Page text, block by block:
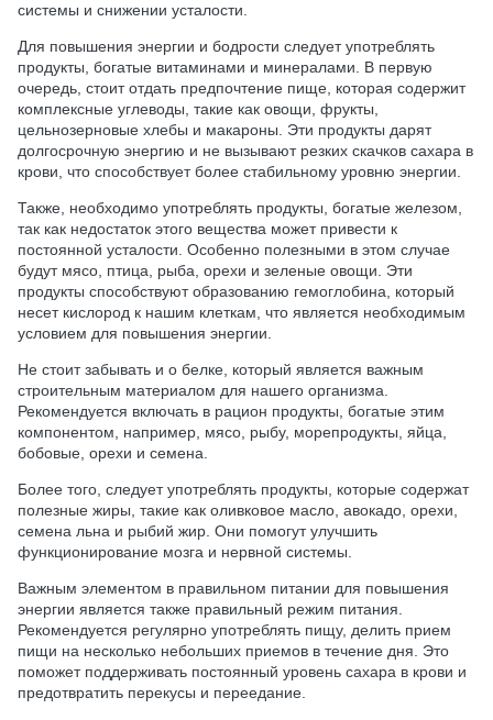
системы и снижении усталости.
Для повышения энергии и бодрости следует употреблять
продукты, богатые витаминами и минералами. В первую
очередь, стоит отдать предпочтение пище, которая содержит
комплексные углеводы, такие как овощи, фрукты,
цельнозерновые хлебы и макароны. Эти продукты дарят
долгосрочную энергию и не вызывают резких скачков сахара в
крови, что способствует более стабильному уровню энергии.
Также, необходимо употреблять продукты, богатые железом,
так как недостаток этого вещества может привести к
постоянной усталости. Особенно полезными в этом случае
будут мясо, птица, рыба, орехи и зеленые овощи. Эти
продукты способствуют образованию гемоглобина, который
несет кислород к нашим клеткам, что является необходимым
условием для повышения энергии.
Не стоит забывать и о белке, который является важным
строительным материалом для нашего организма.
Рекомендуется включать в рацион продукты, богатые этим
компонентом, например, мясо, рыбу, морепродукты, яйца,
бобовые, орехи и семена.
Более того, следует употреблять продукты, которые содержат
полезные жиры, такие как оливковое масло, авокадо, орехи,
семена льна и рыбий жир. Они помогут улучшить
функционирование мозга и нервной системы.
Важным элементом в правильном питании для повышения
энергии является также правильный режим питания.
Рекомендуется регулярно употреблять пищу, делить прием
пищи на несколько небольших приемов в течение дня. Это
поможет поддерживать постоянный уровень сахара в крови и
предотвратить перекусы и переедание.